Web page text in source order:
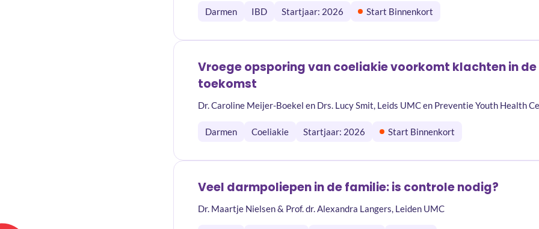
Darmen IBD Startjaar: 2026 Start Binnenkort
Vroege opsporing van coeliakie voorkomt klachten in de
toekomst
Dr. Caroline Meijer-Boekel en Drs. Lucy Smit, Leids UMC en Preventie Youth Health
Darmen Coeliakie Startjaar: 2026 Start Binnenkort
Veel darmpoliepen in de familie: is controle nodig?
Dr. Maartje Nielsen & Prof. dr. Alexandra Langers, Leiden UMC